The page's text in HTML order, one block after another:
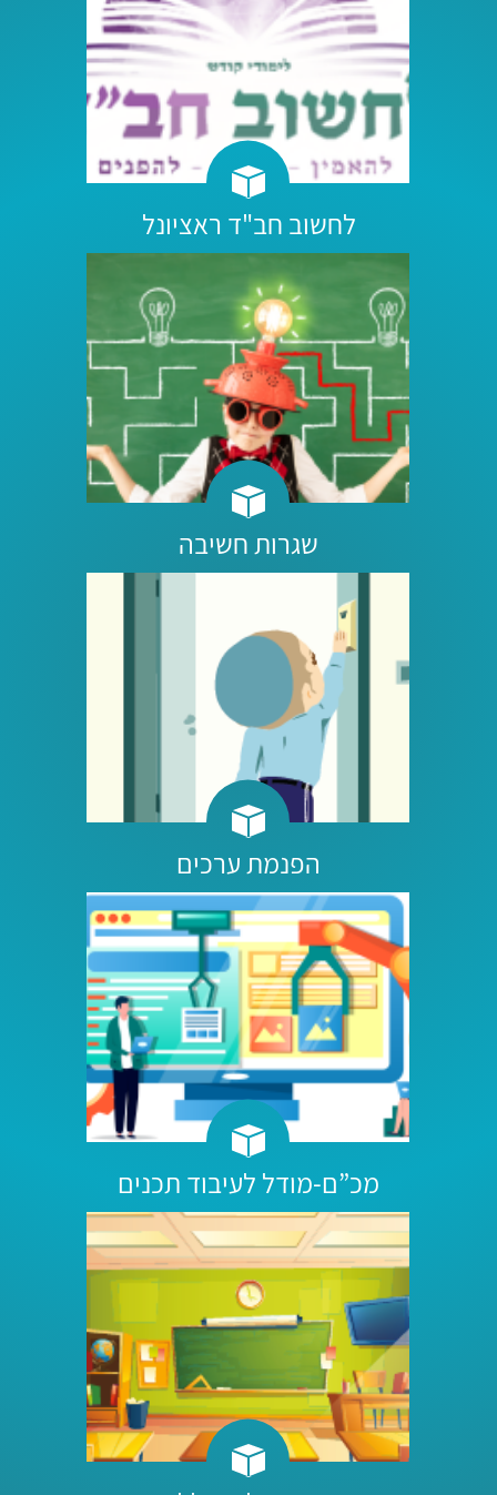
לחשוב חב"ד ראציונל
שגרות חשיבה
הפנמת ערכים
מכ”ם-מודל לעיבוד תכנים